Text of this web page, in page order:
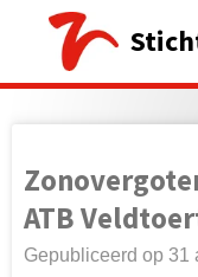
direct
naar
ATB
Gepubliceerd op 31